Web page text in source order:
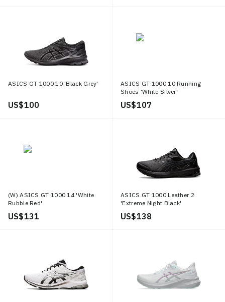
ASICS GT 1000 10 'Black Grey'
US$ 100
ASICS GT 1000 10 Running
Shoes 'White Silver'
US$ 107
(W) ASICS GT 1000 14 'White
Rubble Red'
US$ 131
ASICS GT 1000 Leather 2
'Extreme Night Black'
US$ 138